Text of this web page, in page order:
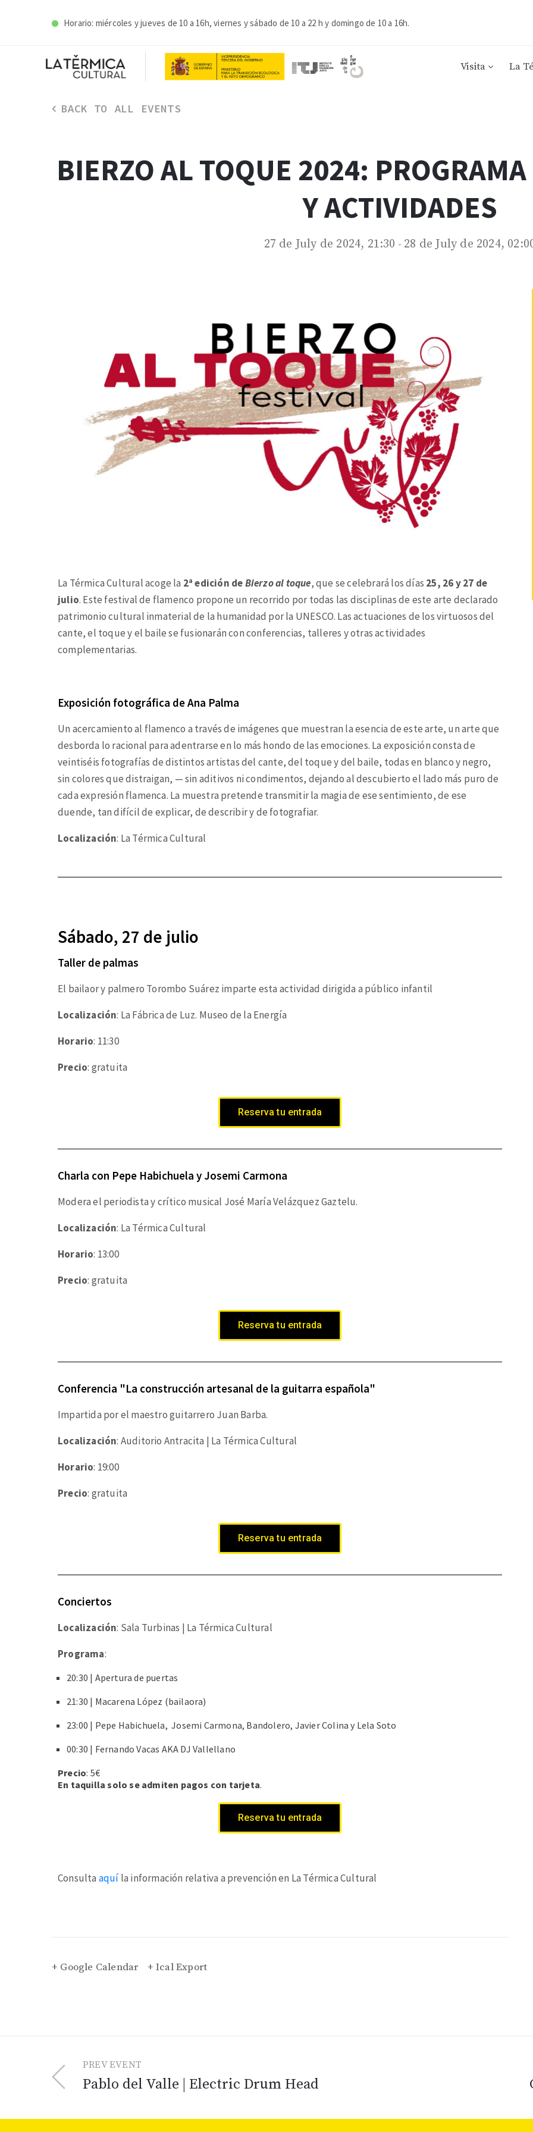
Horario: miércoles y jueves de 10 a 16h, viernes y sábado de 10 a 22 h y domingo de 10 a 16h.
Visita La
BACK TO ALL EVENTS
BIERZO AL TOQUE 2024:
Y ACTIVIDADES
27 de July de 2024, 21:30 - 28 de July de 2024,
La Térmica Cultural acoge la 2ª edición deBierzo al toque, que se celebrará los días 25, 26 y 27 de
julio. Este festival de flamenco propone un recorrido por todas las disciplinas de este arte declarado
patrimonio cultural inmaterial de la humanidad por la UNESCO. Las actuaciones de los virtuosos del
cante, el toque y el baile se fusionarán con conferencias, talleres y otras actividades
complementarias.
Exposición fotográfica de Ana Palma
Un acercamiento al flamenco a través de imágenes que muestran la esencia de este arte, un arte que
desborda lo racional para adentrarse en lo más hondo de las emociones. La exposición consta de
veintiséis fotografías de distintos artistas del cante, del toque y del baile, todas en blanco y negro,
sin colores que distraigan, — sin aditivos ni condimentos, dejando al descubierto el lado más puro de
cada expresión flamenca. La muestra pretende transmitir la magia de ese sentimiento, de ese
duende, tan difícil de explicar, de describir y de fotografiar.
Localización: La Térmica Cultural
Sábado, 27 de julio
Taller de palmas
El bailaor y palmero Torombo Suárez imparte esta actividad dirigida a público infantil
Localización: La Fábrica de Luz. Museo de la Energía
Horario: 11:30
Precio: gratuita
Reserva tu entrada
Charla con Pepe Habichuela y Josemi Carmona
Modera el periodista y crítico musical José María Velázquez Gaztelu.
Localización: La Térmica Cultural
Horario: 13:00
Precio: gratuita
Reserva tu entrada
Conferencia "La construcción artesanal de la guitarra española"
Impartida por el maestro guitarrero Juan Barba.
Localización: Auditorio Antracita | La Térmica Cultural
Horario: 19:00
Precio: gratuita
Reserva tu entrada
Conciertos
Localización: Sala Turbinas | La Térmica Cultural
Programa:
20:30 | Apertura de puertas
21:30 | Macarena López (bailaora)
23:00 | Pepe Habichuela, Josemi Carmona, Bandolero, Javier Colina y Lela Soto
00:30 | Fernando Vacas AKA DJ Vallellano
Precio: 5€
En taquilla solo se admiten pagos con tarjeta.
Reserva tu entrada
Consulta aquí la información relativa a prevención en La Térmica Cultural
+ Google Calendar + Ical Export
PREV EVENT
Pablo del Valle | Electric Drum Head